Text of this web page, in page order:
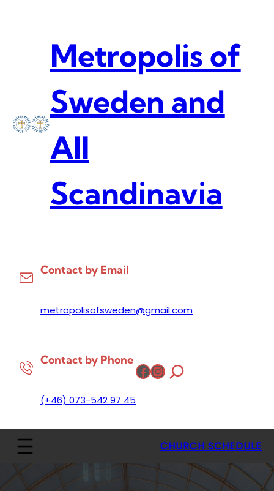
Metropolis of
Sweden and
All
Scandinavia
Contact by Email
metropolisofsweden@gmail.com
Contact by Phone
(+46) 073-542 97 45
Facebook
Instagram
CHURCH SCHEDULE